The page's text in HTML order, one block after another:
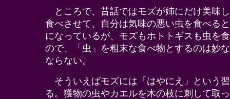
ところで、昔話ではモズが姉にだけ美味
食べさせて、自分は気味の悪い虫を食べる
になっているが、モズもホトトギスも虫を
ので、「虫」を粗末な食べ物とするのは妙
ならない。
そういえばモズには「はやにえ」という
る。獲物の虫やカエルを木の枝に刺して取